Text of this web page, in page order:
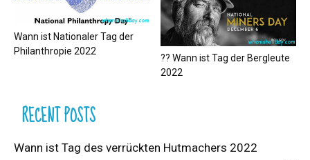
Wann ist Nationaler Tag der
Philanthropie 2022
?‍? Wann ist Tag der Bergleute
2022
RECENT POSTS
Wann ist Tag des verrückten Hutmachers 2022